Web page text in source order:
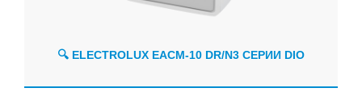
🔍 ELECTROLUX EACM-10 DR/N3 СЕРИИ DIO